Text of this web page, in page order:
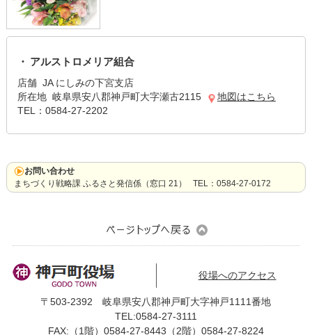
アルストロメリア組合
店舗 JA にしみの下宮支店
所在地 岐阜県安八郡神戸町大字瀬古2115
地図はこちら
TEL：0584-27-2202
お問い合わせ
まちづくり戦略課 ふるさと発信係（窓口 21） TEL：0584-27-0172
役場へのアクセス
〒503-2392 岐阜県安八郡神戸町大字神戸1111番地
TEL:0584-27-3111
FAX:（1階）0584-27-8443（2階）0584-27-8224